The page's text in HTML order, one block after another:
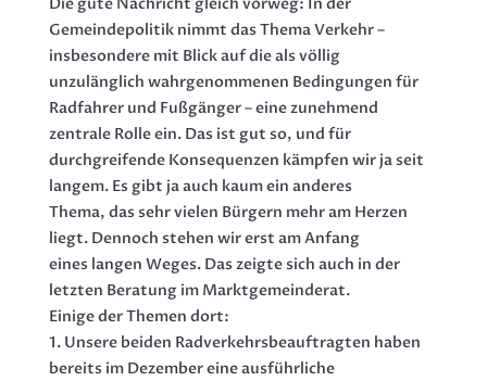
Gemeindepolitik nimmt das Thema Verkehr –
insbesondere mit Blick auf die als völlig
unzulänglich wahrgenommenen Bedingungen für
Radfahrer und Fußgänger – eine zunehmend
zentrale Rolle ein. Das ist gut so, und für
durchgreifende Konsequenzen kämpfen wir ja seit
langem. Es gibt ja auch kaum ein anderes
Thema, das sehr vielen Bürgern mehr am Herzen
liegt. Dennoch stehen wir erst am Anfang
eines langen Weges. Das zeigte sich auch in der
letzten Beratung im Marktgemeinderat.
Einige der Themen dort:
1. Unsere beiden Radverkehrsbeauftragten haben
bereits im Dezember eine ausführliche